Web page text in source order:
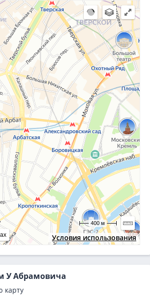
Условия использования
400 м
У Абрамовича
карту